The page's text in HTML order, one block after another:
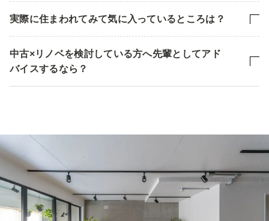
実際に住まわれてみて気に入っているところは？
中古×リノベを検討している方へ先輩としてアド
バイスするなら？